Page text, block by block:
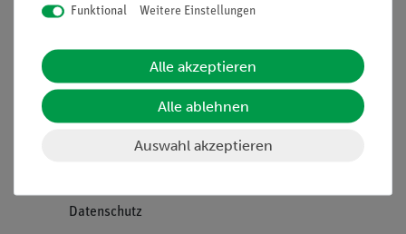
Projekte und Lösungen
Stellenangebote
Datenschutz
Beratung & Showroom
Inventarisierungs- &
Einräumservice
Inbetriebnahme & Schulungen
Funktional Weitere Einstellungen
Alle akzeptieren
Alle ablehnen
Auswahl akzeptieren